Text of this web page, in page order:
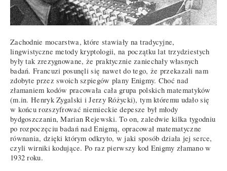
Zachodnie mocarstwa, które stawiały na tradycyjne,
lingwistyczne metody kryptologii, na początku lat trzydziestych
były tak zrezygnowane, że praktycznie zaniechały własnych
badań. Francuzi posunęli się nawet do tego, że przekazali nam
zdobyte przez swoich szpiegów plany Enigmy. Choć nad
złamaniem kodów pracowała cała grupa polskich matematyków
(m.in. Henryk Zygalski i Jerzy Różycki), tym któremu udało się
w końcu rozszyfrować niemieckie depesze był młody
bydgoszczanin, Marian Rejewski. To on, zaledwie kilka tygodniu
po rozpoczęciu badań nad Enigmą, opracował matematyczne
równania, dzięki którym odkryto, w jaki sposób działa jej serce,
czyli wirniki kodujące. Po raz pierwszy kod Enigmy złamano w
1932 roku.